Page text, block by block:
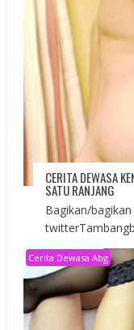
CERITA DEWASA
SATU RANJANG
Bagikan/
Cerita Dewasa Abg